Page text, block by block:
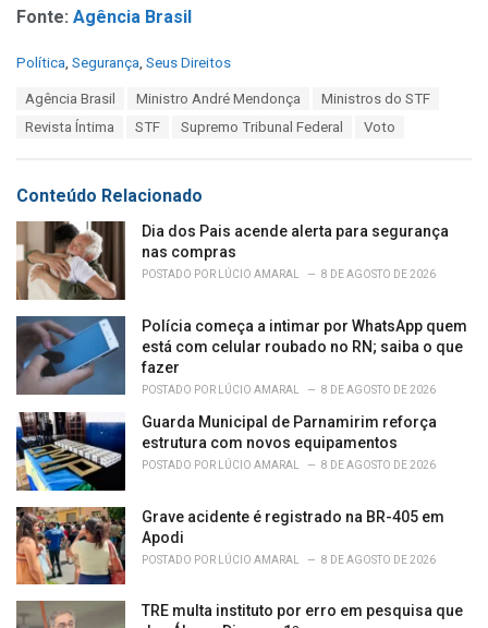
Fonte: Agência Brasil
C
i
e
:
Política Segurança Seus Direitos
Agência Brasil Ministro André Mendonça
Ministros do STF
Revista Íntima
STF Supremo Tribunal Federal Voto
Conteúdo Relacionado
Dia dos Pais acende alerta para segurança
nas compras
POSTADO POR LÚCIO AMARAL 8 DE AGOSTO DE 2026
Polícia começa a intimar por WhatsApp quem
está com celular roubado no RN; saiba o que
fazer
POSTADO POR LÚCIO AMARAL 8 DE AGOSTO DE 2026
Guarda Municipal de Parnamirim reforça
estrutura com novos equipamentos
POSTADO POR LÚCIO AMARAL 8 DE AGOSTO DE 2026
Grave acidente é registrado na BR-405 em
Apodi
POSTADO POR LÚCIO AMARAL 8 DE AGOSTO DE 2026
TRE multa instituto por erro em pesquisa que